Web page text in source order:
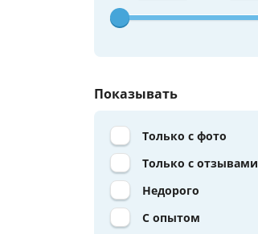
Показывать
Только с фото
Только с отзывами
Недорого
С опытом